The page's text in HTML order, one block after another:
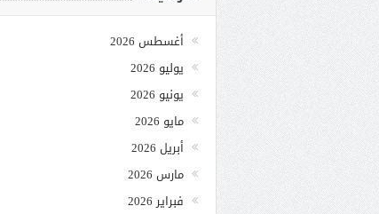
أغسطس 2026
يوليو 2026
يونيو 2026
مايو 2026
أبريل 2026
مارس 2026
فبراير 2026